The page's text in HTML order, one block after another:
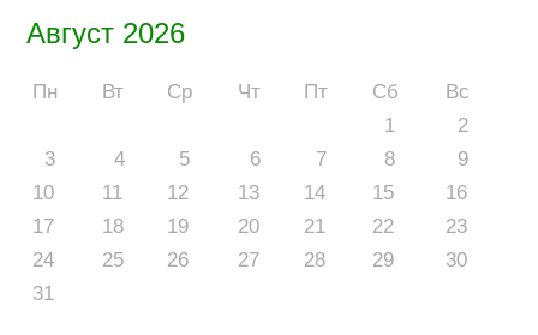
Август 2026
Пн Вт Ср Чт Пт Сб
Вс
1
2
3
4 5 6 7 8
9
10
11 12 13 14 15
16
17
18 19 20 21 22
23
24
25 26 27 28 29
30
31